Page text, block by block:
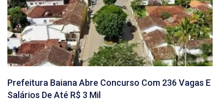
Prefeitura Baiana Abre Concurso Com 236 Vagas E
Salários De Até R$ 3 Mil